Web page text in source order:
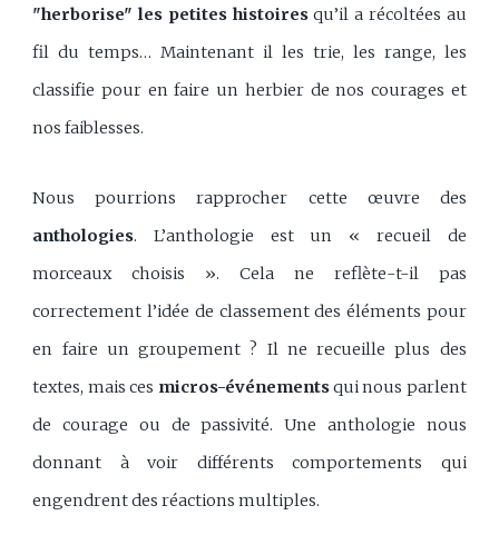
"herborise" les petites histoiresqu’il a récoltées au
fil du temps… Maintenant il les trie, les range, les
classifie pour en faire un herbier de nos courages et
nos faiblesses.
Nous pourrions rapprocher cette œuvre des
anthologies. L’anthologie est un « recueil de
morceaux choisis ». Cela ne reflète-t-il pas
correctement l’idée de classement des éléments pour
en faire un groupement ? Il ne recueille plus des
textes, mais ces micros-événementsqui nous parlent
de courage ou de passivité. Une anthologie nous
donnant à voir différents comportements qui
engendrent des réactions multiples.